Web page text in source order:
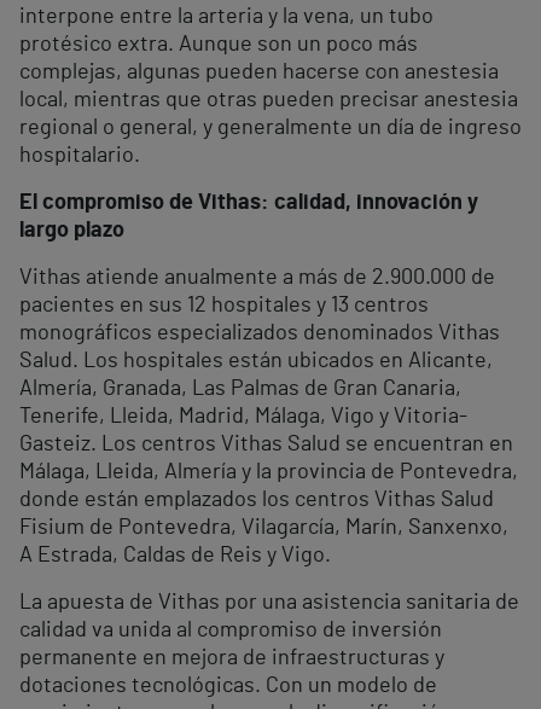
interpone entre la arteria y la vena, un tubo
protésico extra. Aunque son un poco más
complejas, algunas pueden hacerse con anestesia
local, mientras que otras pueden precisar anestesia
regional o general, y generalmente un día de ingreso
hospitalario.
El compromiso de Vithas: calidad, innovación y
largo plazo
Vithas atiende anualmente a más de 2.900.000 de
pacientes en sus 12 hospitales y 13 centros
monográficos especializados denominados Vithas
Salud. Los hospitales están ubicados en Alicante,
Almería, Granada, Las Palmas de Gran Canaria,
Tenerife, Lleida, Madrid, Málaga, Vigo y Vitoria-
Gasteiz. Los centros Vithas Salud se encuentran en
Málaga, Lleida, Almería y la provincia de Pontevedra,
donde están emplazados los centros Vithas Salud
Fisium de Pontevedra, Vilagarcía, Marín, Sanxenxo,
A Estrada, Caldas de Reis y Vigo.
La apuesta de Vithas por una asistencia sanitaria de
calidad va unida al compromiso de inversión
permanente en mejora de infraestructuras y
dotaciones tecnológicas. Con un modelo de